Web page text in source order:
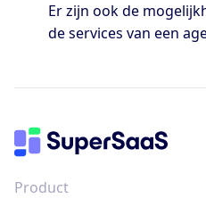
Er zijn ook de
de services van een
Product